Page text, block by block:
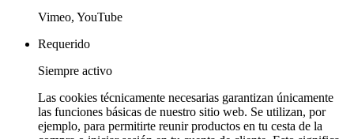
Vimeo, YouTube
Requerido
Siempre activo
Las cookies técnicamente necesarias garantizan únicamente
las funciones básicas de nuestro sitio web. Se utilizan, por
ejemplo, para permitirte reunir productos en tu cesta de la